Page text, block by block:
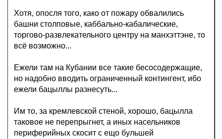
Хотя, опосля того, како от пожару обвалились
башни столповые, каббально-кабалические,
торгово-развлекательного центру на манхэттэне, то
всё возможно...
Ежели там на Кубании все такие бесосодержащие,
но надобно вводить ограниченный контингент, ибо
ежели бацыллы разнесуть...
Им то, за кремлевской стеной, хорошо, бацылла
таковое не перепрыгнет, а иных насельников
периферийных скосит с ещо бульшей